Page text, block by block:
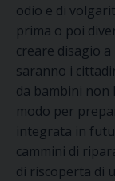
odio e di
prima o poi
creare disagio
saranno i
da bambini non
modo per
integrata in
cammini di
di riscoperta di